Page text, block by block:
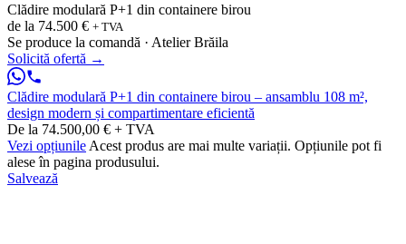
Clădire modulară P+1 din containere birou
de la 74.500 € + TVA
Se produce la comandă · Atelier Brăila
Solicită ofertă →
Clădire modulară P+1 din containere birou – ansamblu 108 m²,
design modern și compartimentare eficientă
De la 74.500,00 € + TVA
Vezi opțiunile Acest produs are mai multe variații. Opțiunile pot fi
alese în pagina produsului.
Salvează